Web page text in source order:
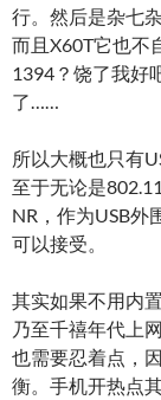
行。然后是杂七
而且X60T它也不
1394？饶了我好
了……
所以大概也只有
至于无论是
NR，作为USB外
可以接受。
其实如果不用内
乃至千禧年代上
也需要忍着点，
衡。手机开热点